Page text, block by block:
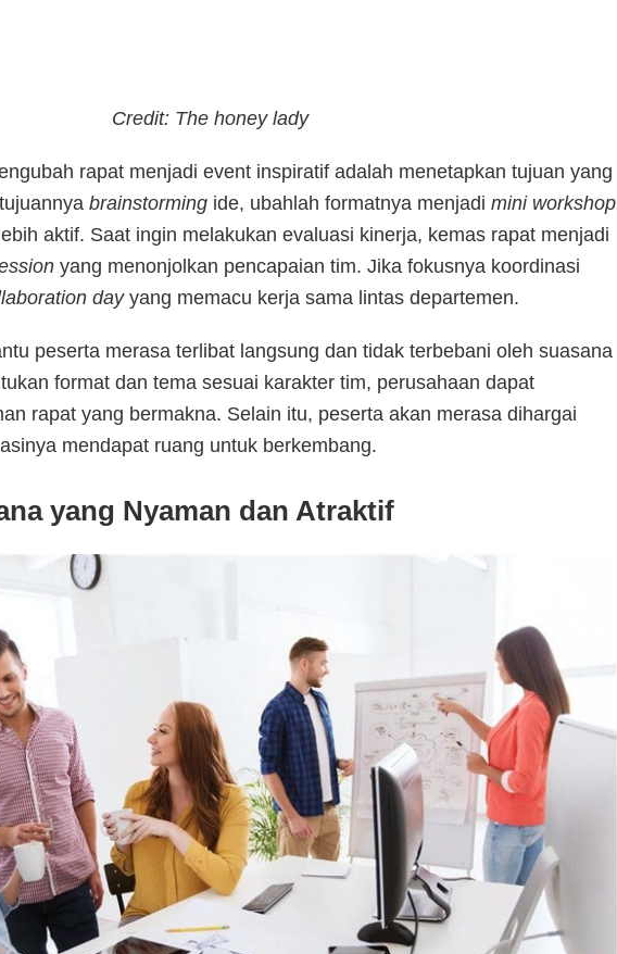
Credit: The honey lady
rapat menjadi event inspiratif adalah menetapkan tujuan yang
brainstorming ide, ubahlah formatnya menjadi mini workshop
aktif. Saat ingin melakukan evaluasi kinerja, kemas rapat menjadi
yang menonjolkan pencapaian tim. Jika fokusnya koordinasi
dayyang memacu kerja sama lintas departemen.
peserta merasa terlibat langsung dan tidak terbebani oleh suasana
format dan tema sesuai karakter tim, perusahaan dapat
rapat yang bermakna. Selain itu, peserta akan merasa dihargai
mendapat ruang untuk berkembang.
yang Nyaman dan Atraktif